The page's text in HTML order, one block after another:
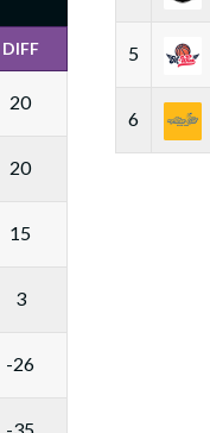
DIFF
20
20
15
3
-26
5
6